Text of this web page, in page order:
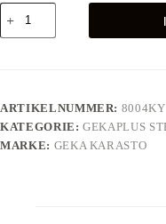
GEKA
plus-
Dichtringset
40113
Menge
ARTIKELNUMMER: 8004KY
KATEGORIE:GEKAPLUS
MARKE: GEKA KARASTO